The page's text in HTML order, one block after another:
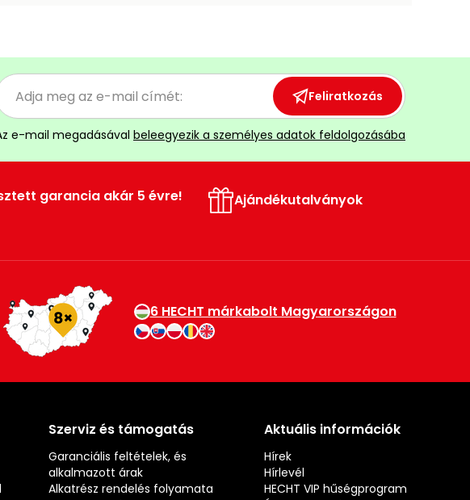
Feliratkozás
e-mail megadásával beleegyezik a személyes adatok feldolgozásába
garancia akár 5 évre! Ajándékutalványok
6 HECHT márkabolt Magyarországon
Szerviz és támogatás
Garanciális feltételek, és
alkalmazott árak
Alkatrész rendelés folyamata
Aktuális információk
Hírek
Hírlevél
HECHT VIP hűségprogram